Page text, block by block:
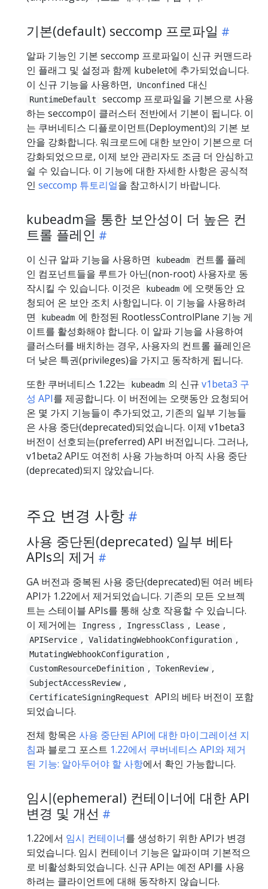
기본(default) seccomp 프로파일
알파 기능인 기본 seccomp 프로파일이 신규 커맨드라
인 플래그 및 설정과 함께 kubelet에 추가되었습니다.
이 신규 기능을 사용하면,
Unconfined 대신
RuntimeDefault
seccomp 프로파일을 기본으로 사용
하는 seccomp이 클러스터 전반에서 기본이 됩니다. 이
는 쿠버네티스 디플로이먼트(Deployment)의 기본 보
안을 강화합니다. 워크로드에 대한 보안이 기본으로 더
강화되었으므로, 이제 보안 관리자도 조금 더 안심하고
쉴 수 있습니다. 이 기능에 대한 자세한 사항은 공식적
인 seccomp 튜토리얼을 참고하시기 바랍니다.
kubeadm을 통한 보안성이 더 높은 컨
트롤 플레인
이 신규 알파 기능을 사용하면 kubeadm
컨트롤 플레
인 컴포넌트들을 루트가 아닌(non-root) 사용자로 동
작시킬 수 있습니다. 이것은
kubeadm 에 오랫동안 요
청되어 온 보안 조치 사항입니다. 이 기능을 사용하려
면
kubeadm 에 한정된 RootlessControlPlane 기능 게
이트를 활성화해야 합니다. 이 알파 기능을 사용하여
클러스터를 배치하는 경우, 사용자의 컨트롤 플레인은
더 낮은 특권(privileges)을 가지고 동작하게 됩니다.
또한 쿠버네티스 1.22는
kubeadm 의 신규 v1beta3 구
성 API를 제공합니다. 이 버전에는 오랫동안 요청되어
온 몇 가지 기능들이 추가되었고, 기존의 일부 기능들
은 사용 중단(deprecated)되었습니다. 이제 v1beta3
버전이 선호되는(preferred) API 버전입니다. 그러나,
v1beta2 API도 여전히 사용 가능하며 아직 사용 중단
(deprecated)되지 않았습니다.
주요 변경 사항
사용 중단된(deprecated) 일부 베타
APIs의 제거
GA 버전과 중복된 사용 중단(deprecated)된 여러 베타
API가 1.22에서 제거되었습니다. 기존의 모든 오브젝
트는 스테이블 APIs를 통해 상호 작용할 수 있습니다.
이 제거에는
Ingress , IngressClass , Lease ,
APIService , ValidatingWebhookConfiguration ,
MutatingWebhookConfiguration ,
CustomResourceDefinition , TokenReview ,
SubjectAccessReview ,
CertificateSigningRequest
API의 베타 버전이 포함
되었습니다.
전체 항목은 사용 중단된 API에 대한 마이그레이션 지
침과 블로그 포스트 1.22에서 쿠버네티스 API와 제거
된 기능: 알아두어야 할 사항에서 확인 가능합니다.
임시(ephemeral) 컨테이너에 대한 API
변경 및 개선
1.22에서 임시 컨테이너를 생성하기 위한 API가 변경
되었습니다. 임시 컨테이너 기능은 알파이며 기본적으
로 비활성화되었습니다. 신규 API는 예전 API를 사용
하려는 클라이언트에 대해 동작하지 않습니다.